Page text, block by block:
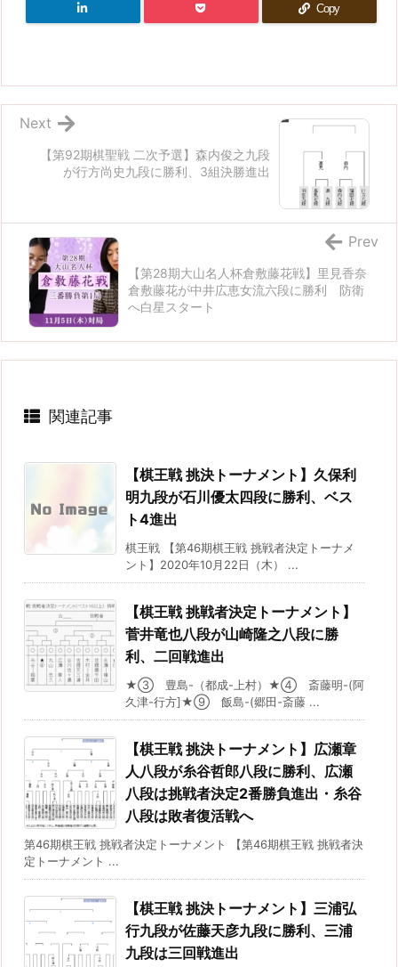
Copy
【第92期棋聖戦 二次予選】森内俊之九段
が行方尚史九段に勝利、3組決勝進出
Next
【第28期大山名人杯倉敷藤花戦】里見香奈
倉敷藤花が中井広恵女流六段に勝利 防衛
へ白星スタート
Prev
関連記事
【棋王戦 挑決トーナメント】久保利
明九段が石川優太四段に勝利、ベス
ト4進出
棋王戦 【第46期棋王戦 挑戦者決定トーナメ
ント】2020年10月22日（木） ...
【棋王戦 挑戦者決定トーナメント】
菅井竜也八段が山崎隆之八段に勝
利、二回戦進出
★③ 豊島-（都成-上村）★④ 斎藤明-(阿
久津-行方]★⑨ 飯島-(郷田-斎藤 ...
【棋王戦 挑決トーナメント】広瀬章
人八段が糸谷哲郎八段に勝利、広瀬
八段は挑戦者決定2番勝負進出・糸谷
八段は敗者復活戦へ
第46期棋王戦 挑戦者決定トーナメント 【第46期棋王戦 挑戦者決
定トーナメント ...
【棋王戦 挑決トーナメント】三浦弘
行九段が佐藤天彦九段に勝利、三浦
九段は三回戦進出